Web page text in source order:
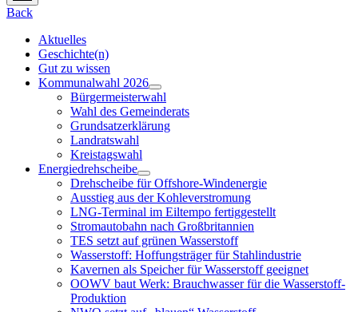
öffnen
Back
Aktuelles
Geschichte(n)
Gut zu wissen
Kommunalwahl 2026
Menü
öffnen
Bürgermeisterwahl
Wahl des Gemeinderats
Grundsatzerklärung
Landratswahl
Kreistagswahl
Energiedrehscheibe
Menü
öffnen
Drehscheibe für Offshore-Windenergie
Ausstieg aus der Kohleverstromung
LNG-Terminal im Eiltempo fertiggestellt
Stromautobahn nach Großbritannien
TES setzt auf grünen Wasserstoff
Wasserstoff: Hoffungsträger für Stahlindustrie
Kavernen als Speicher für Wasserstoff geeignet
OOWV baut Werk: Brauchwasser für die Wasserstoff-
Produktion